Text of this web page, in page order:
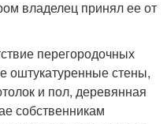
владелец принял ее от
перегородочных
оштукатуренные стены,
и пол, деревянная
собственникам